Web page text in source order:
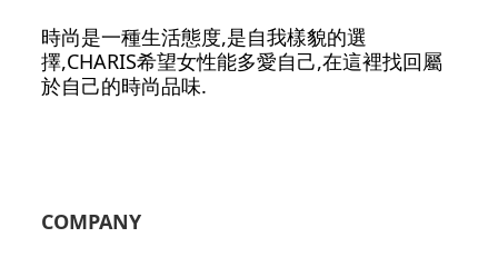
時尚是一種生活態度,是自我樣貌的選
擇,CHARIS希望女性能多愛自己,在這裡找回屬
於自己的時尚品味.
COMPANY